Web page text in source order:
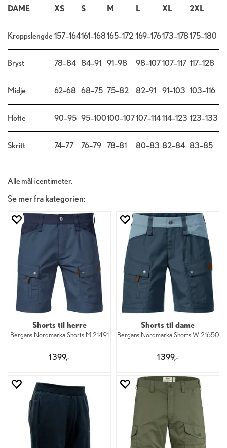
DAME XS S M L XL 2XL
Kroppslengde157–164161–168165–172 169–176173–178175–180
Bryst 78–84 84–91 91–98 98–107107–117 117–128
Midje 62–68 68–75 75–82 82–91 91–103 103–116
Hofte 90–95 95–100100–107107–114114–123 123–133
Skritt 74–77 76–79 78–81 80–83 82–84 83–85
Alle mål i centimeter.
Se mer fra kategorien:
Shorts til herre
Bergans Nordmarka Shorts M 21491
1 399,-
Shorts til dame
Bergans Nordmarka Shorts W 21650
1 399,-